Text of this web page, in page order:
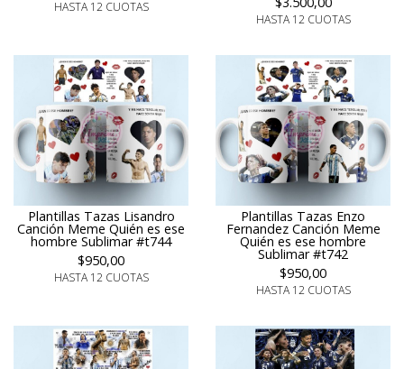
HASTA 12 CUOTAS
HASTA 12 CUOTAS
Plantillas Tazas Lisandro
Canción Meme Quién es ese
hombre Sublimar #t744
$950,00
HASTA 12 CUOTAS
Plantillas Tazas Enzo
Fernandez Canción Meme
Quién es ese hombre
Sublimar #t742
$950,00
HASTA 12 CUOTAS